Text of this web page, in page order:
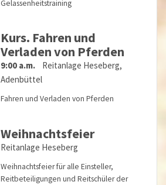
Gelassenheitstraining
Kurs. Fahren und
Verladen von Pferden
9:00 a.m.
Reitanlage Heseberg,
Adenbüttel
Fahren und Verladen von Pferden
Weihnachtsfeier
Reitanlage Heseberg
Weihnachtsfeier für alle Einsteller,
Reitbeteiligungen und Reitschüler der